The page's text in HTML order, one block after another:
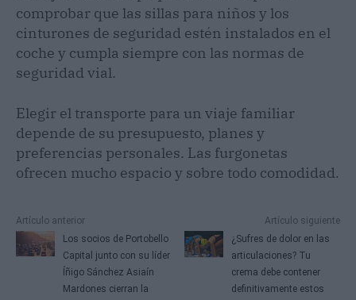
comprobar que las sillas para niños y los
cinturones de seguridad estén instalados en el
coche y cumpla siempre con las normas de
seguridad vial.
Elegir el transporte para un viaje familiar
depende de su presupuesto, planes y
preferencias personales. Las furgonetas
ofrecen mucho espacio y sobre todo comodidad.
Artículo anterior
Los socios de Portobello
Capital junto con su líder
Íñigo Sánchez Asiaín
Mardones cierran la
Artículo siguiente
¿Sufres de dolor en las
articulaciones? Tu
crema debe contener
definitivamente estos